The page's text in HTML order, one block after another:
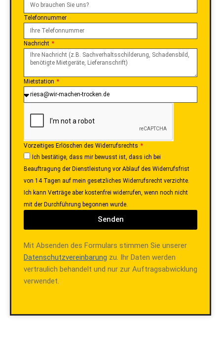
Telefonnummer
Nachricht
Mietstation
Vorzeitiges Erlöschen des Widerrufsrechts
Ich bestätige, dass mir bewusst ist, dass ich bei
Beauftragung der Dienstleistung vor Ablauf des Widerrufsfrist
von 14 Tagen auf mein gesetzliches Widerrufsrecht verzichte.
Ich kann Verträge aber kostenfrei widerrufen, wenn noch nicht
mit der Durchführung begonnen wurde.
Senden
Mit Absenden des Formulars stimmen Sie unserer
Datenschutzvereinbarung zu. Ihr Daten werden
vertraulich behandelt und nur zur Auftragsabwicklung
verwendet.